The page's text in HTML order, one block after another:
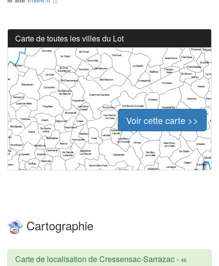
Carte de toutes les villes du Lot
Voir cette carte >>
Cartographie
Carte de localisation de Cressensac-Sarrazac- 46